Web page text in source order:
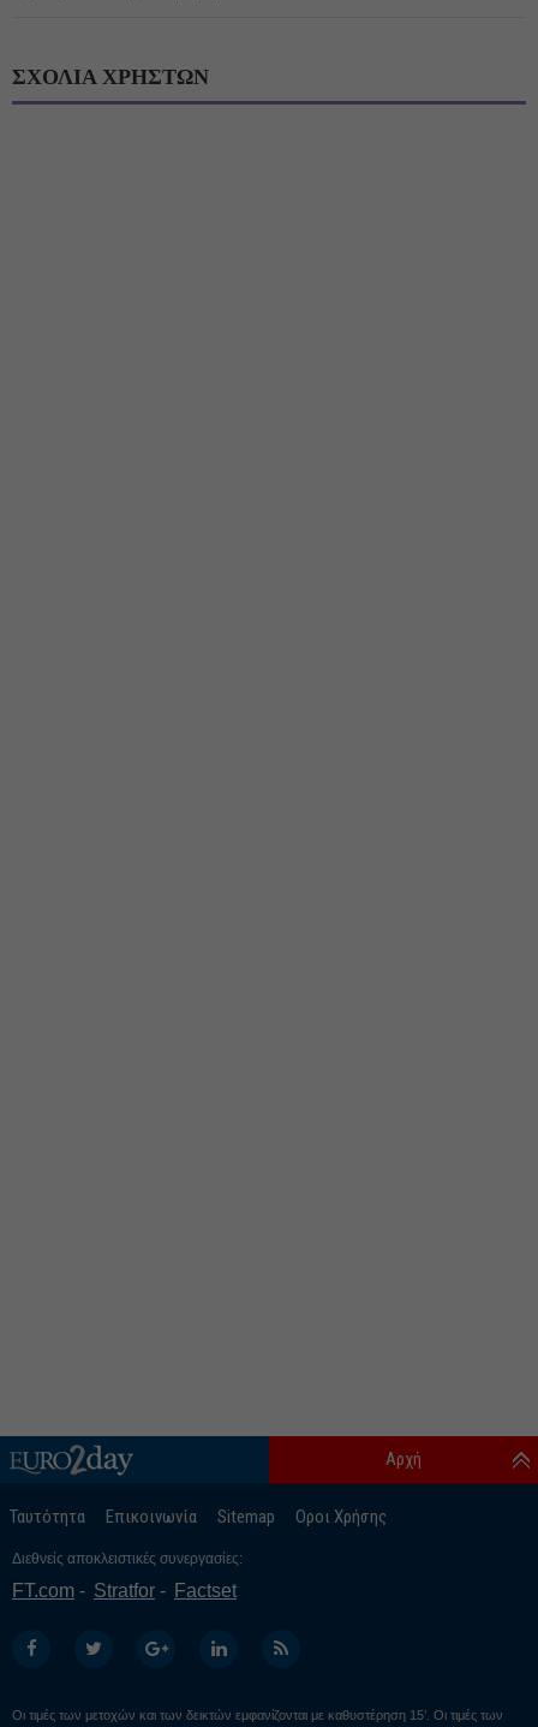
ΣΧΟΛΙΑ ΧΡΗΣΤΩΝ
Ταυτότητα Επικοινωνία Sitemap Οροι Χρήσης
Αρχή
Διεθνείς αποκλειστικές συνεργασίες:
FT.com Stratfor Factset
Οι τιμές των μετοχών και των δεικτών εμφανίζονται με καθυστέρηση 15’. Οι τιμές των